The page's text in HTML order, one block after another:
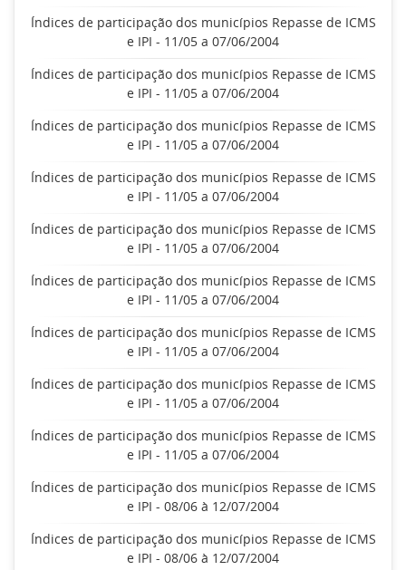
Índices de participação dos municípios Repasse de ICMS
e IPI - 11/05 a 07/06/2004
Índices de participação dos municípios Repasse de ICMS
e IPI - 11/05 a 07/06/2004
Índices de participação dos municípios Repasse de ICMS
e IPI - 11/05 a 07/06/2004
Índices de participação dos municípios Repasse de ICMS
e IPI - 11/05 a 07/06/2004
Índices de participação dos municípios Repasse de ICMS
e IPI - 11/05 a 07/06/2004
Índices de participação dos municípios Repasse de ICMS
e IPI - 11/05 a 07/06/2004
Índices de participação dos municípios Repasse de ICMS
e IPI - 11/05 a 07/06/2004
Índices de participação dos municípios Repasse de ICMS
e IPI - 11/05 a 07/06/2004
Índices de participação dos municípios Repasse de ICMS
e IPI - 11/05 a 07/06/2004
Índices de participação dos municípios Repasse de ICMS
e IPI - 08/06 à 12/07/2004
Índices de participação dos municípios Repasse de ICMS
e IPI - 08/06 à 12/07/2004